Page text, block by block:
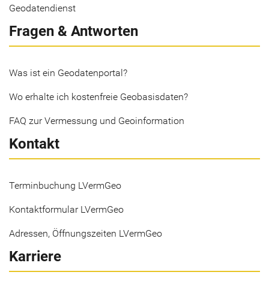
Geodatendienst
Fragen & Antworten
Was ist ein Geodatenportal?
Wo erhalte ich kostenfreie Geobasisdaten?
FAQ zur Vermessung und Geoinformation
Kontakt
Terminbuchung LVermGeo
Kontaktformular LVermGeo
Adressen, Öffnungszeiten LVermGeo
Karriere